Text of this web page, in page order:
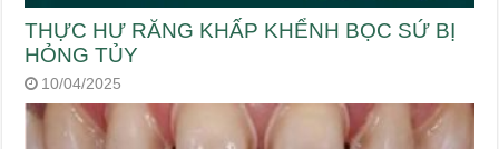
THỰC HƯ RĂNG KHẤP KHỂNH BỌC SỨ BỊ
HỎNG TỦY
10/04/2025